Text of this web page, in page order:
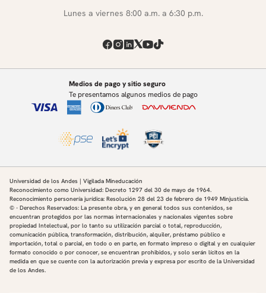
Lunes a viernes 8:00 a.m. a 6:30 p.m.
Medios de pago y sitio seguro
Te presentamos algunos medios de pago
Universidad de los Andes | Vigilada Mineducación
Reconocimiento como Universidad: Decreto 1297 del 30 de mayo de 1964.
Reconocimiento personería jurídica: Resolución 28 del 23 de febrero de 1949 Minjusticia.
© - Derechos Reservados: La presente obra, y en general todos sus contenidos, se
encuentran protegidos por las normas internacionales y nacionales vigentes sobre
propiedad Intelectual, por lo tanto su utilización parcial o total, reproducción,
comunicación pública, transformación, distribución, alquiler, préstamo público e
importación, total o parcial, en todo o en parte, en formato impreso o digital y en cualquier
formato conocido o por conocer, se encuentran prohibidos, y solo serán lícitos en la
medida en que se cuente con la autorización previa y expresa por escrito de la Universidad
de los Andes.